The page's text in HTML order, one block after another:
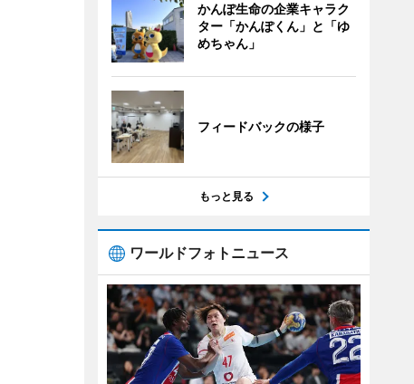
かんぽ生命の企業キャラク
ター「かんぽくん」と「ゆ
めちゃん」
フィードバックの様子
もっと見る
ワールドフォトニュース